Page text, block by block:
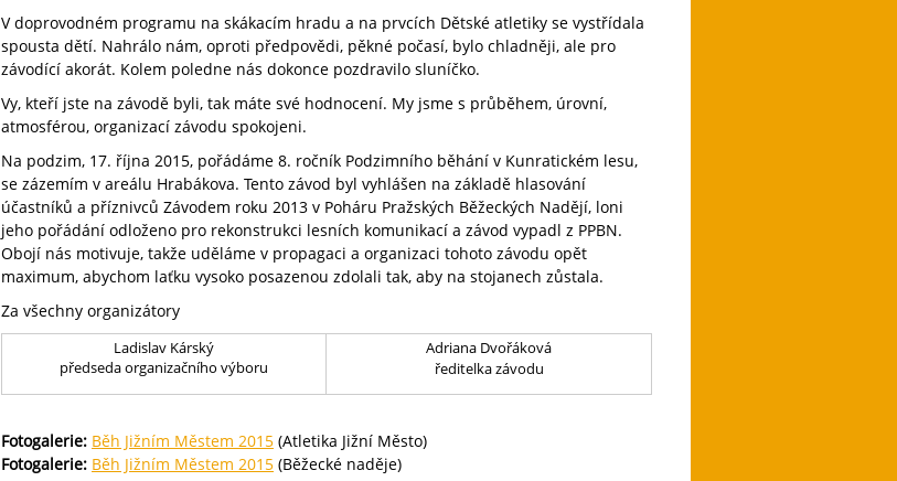
V doprovodném programu na skákacím hradu a na prvcích Dětské atletiky se vystřídala
spousta dětí. Nahrálo nám, oproti předpovědi, pěkné počasí, bylo chladněji, ale pro
závodící akorát. Kolem poledne nás dokonce pozdravilo sluníčko.
Vy, kteří jste na závodě byli, tak máte své hodnocení. My jsme s průběhem, úrovní,
atmosférou, organizací závodu spokojeni.
Na podzim, 17. října 2015, pořádáme 8. ročník Podzimního běhání v Kunratickém lesu,
se zázemím v areálu Hrabákova. Tento závod byl vyhlášen na základě hlasování
účastníků a příznivců Závodem roku 2013 v Poháru Pražských Běžeckých Nadějí, loni
jeho pořádání odloženo pro rekonstrukci lesních komunikací a závod vypadl z PPBN.
Obojí nás motivuje, takže uděláme v propagaci a organizaci tohoto závodu opět
maximum, abychom laťku vysoko posazenou zdolali tak, aby na stojanech zůstala.
Za všechny organizátory
Ladislav Kárský
předseda organizačního výboru
Adriana Dvořáková
ředitelka závodu
Fotogalerie: Běh Jižním Městem 2015 (Atletika Jižní Město)
Fotogalerie: Běh Jižním Městem 2015 (Běžecké naděje)